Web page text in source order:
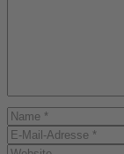
Name